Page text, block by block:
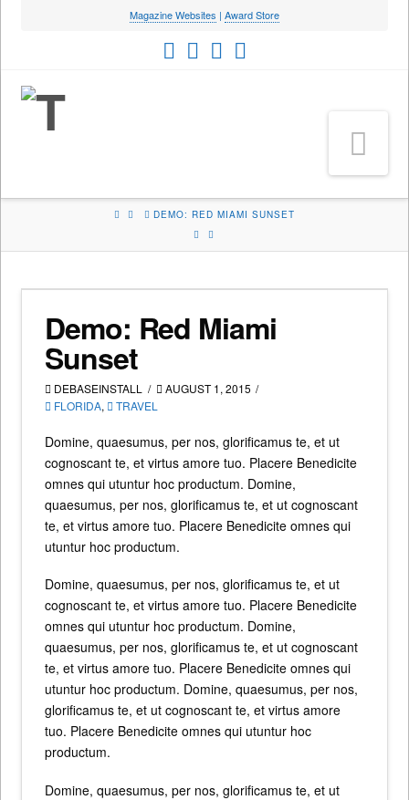
Magazine Websites | Award Store
HOME DEMO: RED MIAMI SUNSET
Demo: Red Miami
Sunset
DEBASEINSTALL
AUGUST 1, 2015
FLORIDA, TRAVEL
Domine, quaesumus, per nos, glorificamus te, et ut
cognoscant te, et virtus amore tuo. Placere Benedicite
omnes qui utuntur hoc productum. Domine,
quaesumus, per nos, glorificamus te, et ut cognoscant
te, et virtus amore tuo. Placere Benedicite omnes qui
utuntur hoc productum.
Domine, quaesumus, per nos, glorificamus te, et ut
cognoscant te, et virtus amore tuo. Placere Benedicite
omnes qui utuntur hoc productum. Domine,
quaesumus, per nos, glorificamus te, et ut cognoscant
te, et virtus amore tuo. Placere Benedicite omnes qui
utuntur hoc productum. Domine, quaesumus, per nos,
glorificamus te, et ut cognoscant te, et virtus amore
tuo. Placere Benedicite omnes qui utuntur hoc
productum.
Domine, quaesumus, per nos, glorificamus te, et ut